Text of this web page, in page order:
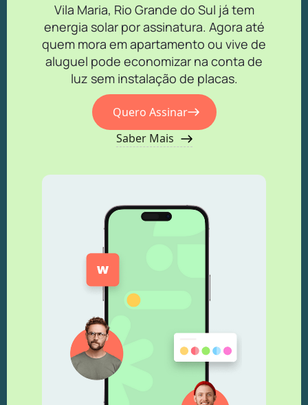
Vila Maria, Rio Grande do Sul já tem
energia solar por assinatura. Agora até
quem mora em apartamento ou vive de
aluguel pode economizar na conta de
luz sem instalação de placas.
Quero Assinar
Saber Mais